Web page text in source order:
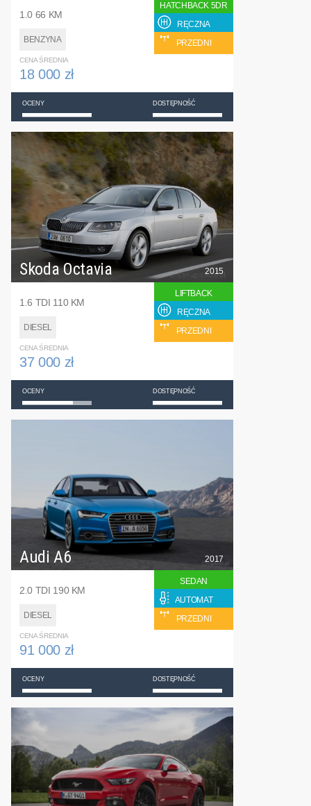
1.0 66 KM
BENZYNA
HATCHBACK 5DR
RĘCZNA
PRZEDNI
CENA ŚREDNIA
18 000 zł
OCENY DOSTĘPNOŚĆ
Skoda Octavia
1.6 TDI 110 KM
DIESEL
2015
LIFTBACK
RĘCZNA
PRZEDNI
CENA ŚREDNIA
37 000 zł
OCENY DOSTĘPNOŚĆ
Audi A6
2.0 TDI 190 KM
DIESEL
2017
SEDAN
AUTOMAT
PRZEDNI
CENA ŚREDNIA
91 000 zł
OCENY DOSTĘPNOŚĆ